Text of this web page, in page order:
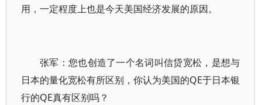
用，一定程度上也是今天美国经济发展的原因。
张军：您也创造了一个名词叫信贷宽松，是想与
日本的量化宽松有所区别，你认为美国的QE于日本银
行的QE真有区别吗？